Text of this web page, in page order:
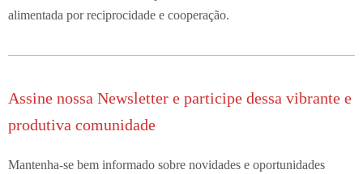
alimentada por reciprocidade e cooperação.
Assine nossa Newsletter e participe dessa vibrante e
produtiva comunidade
Mantenha-se bem informado sobre novidades e oportunidades